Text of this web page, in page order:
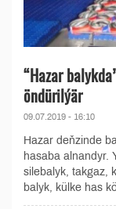
“Hazar
öndürilýär
09.07.2019 - 16:10
Hazar deňzinde
hasaba alnandyr.
silebalyk, takgaz,
balyk, külke has